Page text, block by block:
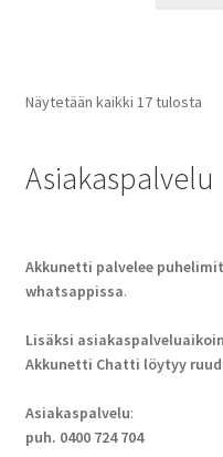
Näytetään kaikki 17 tulosta
Asiakaspalvelu
Akkunetti palvelee
whatsappissa.
Lisäksi
Akkunetti Chatti löytyy
Asiakaspalvelu:
puh. 0400 724 704